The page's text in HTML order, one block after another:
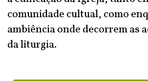
comunidade cultual, como
ambiência onde decorrem as
da liturgia.